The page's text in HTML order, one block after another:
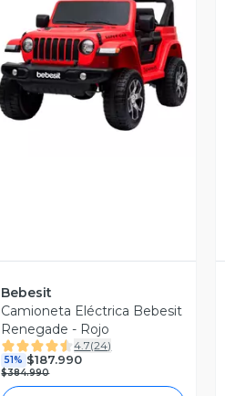
Vista Previa
Bebesit
Camioneta Eléctrica Bebesit
Renegade - Rojo
4.7(24)
51% $187.990
$384.990